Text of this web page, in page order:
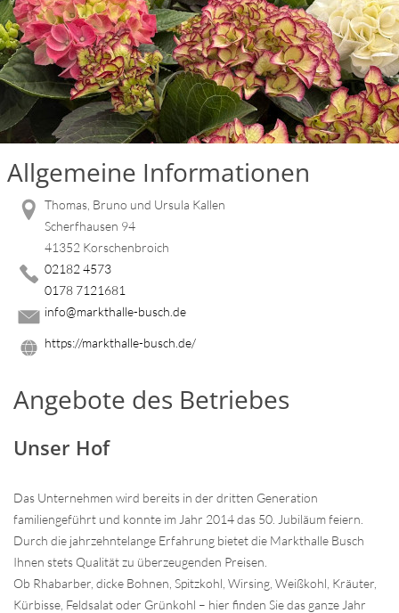
Allgemeine Informationen
Thomas, Bruno und Ursula Kallen
Scherfhausen 94
41352 Korschenbroich
02182 4573
0178 7121681
info@markthalle-busch.de
https://markthalle-busch.de/
Angebote des Betriebes
Unser Hof
Das Unternehmen wird bereits in der dritten Generation
familiengeführt und konnte im Jahr 2014 das 50. Jubiläum feiern.
Durch die jahrzehntelange Erfahrung bietet die Markthalle Busch
Ihnen stets Qualität zu überzeugenden Preisen.
Ob Rhabarber, dicke Bohnen, Spitzkohl, Wirsing, Weißkohl, Kräuter,
Kürbisse, Feldsalat oder Grünkohl – hier finden Sie das ganze Jahr